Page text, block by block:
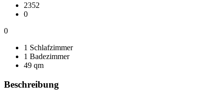
2352
0
0
1 Schlafzimmer
1 Badezimmer
49 qm
Beschreibung